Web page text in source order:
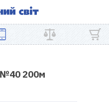
№40 200м